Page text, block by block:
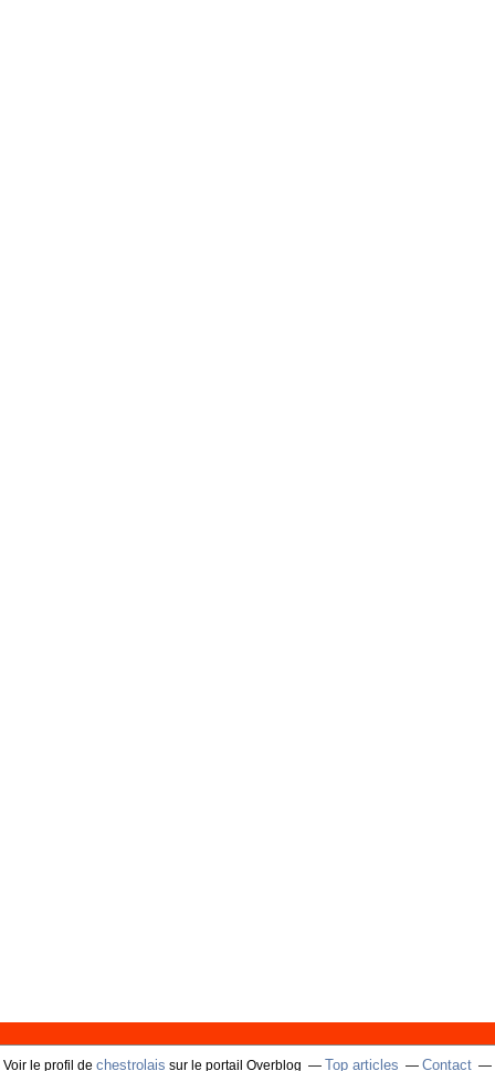
Voir le profil de chestrolais sur le portail Overblog Top articles Contact